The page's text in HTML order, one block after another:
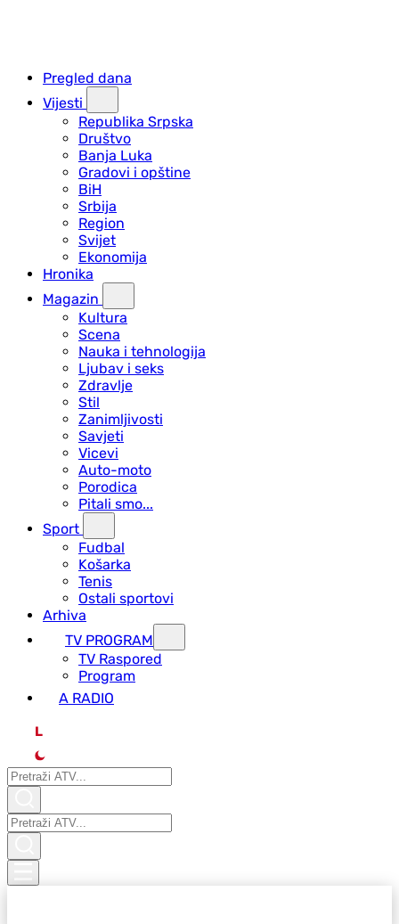
Pregled dana
Vijesti
Republika Srpska
Društvo
Banja Luka
Gradovi i opštine
BiH
Srbija
Region
Svijet
Ekonomija
Hronika
Magazin
Kultura
Scena
Nauka i tehnologija
Ljubav i seks
Zdravlje
Stil
Zanimljivosti
Savjeti
Vicevi
Auto-moto
Porodica
Pitali smo...
Sport
Fudbal
Košarka
Tenis
Ostali sportovi
Arhiva
TV PROGRAM
ТV Raspored
Program
A RADIO
L